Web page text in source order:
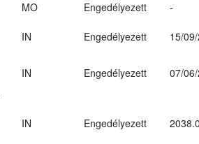
MO Engedélyezett
-
IN Engedélyezett 15/
IN Engedélyezett
07/
IN Engedélyezett